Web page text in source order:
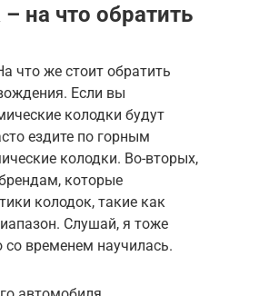
на что обратить
что же стоит обратить
Если вы
колодки будут
ездите по горным
колодки. Во-вторых,
которые
колодок, такие как
Слушай, я тоже
со временем научилась.